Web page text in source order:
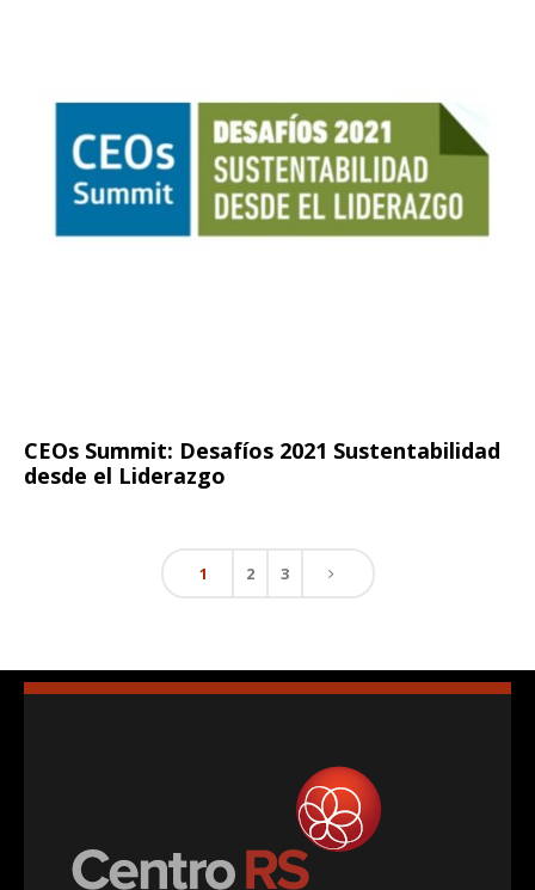
CEOs Summit: Desafíos 2021 Sustentabilidad
desde el Liderazgo
1 2 3